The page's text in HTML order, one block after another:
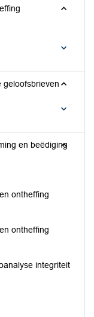
geloofsbrieven
en beëdiging
ontheffing
ontheffing
integriteit